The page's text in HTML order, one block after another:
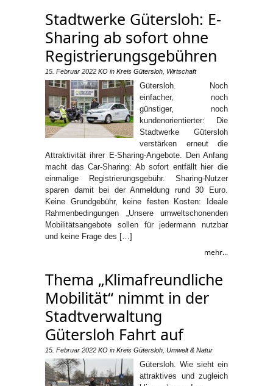
Stadtwerke Gütersloh: E-
Sharing ab sofort ohne
Registrierungsgebühren
15. Februar 2022 KO in Kreis Gütersloh Wirtschaft
Gütersloh. Noch
einfacher, noch
günstiger, noch
kundenorientierter: Die
Stadtwerke Gütersloh
verstärken erneut die
Attraktivität ihrer E-Sharing-Angebote. Den Anfang
macht das Car-Sharing: Ab sofort entfällt hier die
einmalige Registrierungsgebühr. Sharing-Nutzer
sparen damit bei der Anmeldung rund 30 Euro.
Keine Grundgebühr, keine festen Kosten: Ideale
Rahmenbedingungen „Unsere umweltschonenden
Mobilitätsangebote sollen für jedermann nutzbar
und keine Frage des […]
mehr...
Thema „Klimafreundliche
Mobilität“ nimmt in der
Stadtverwaltung
Gütersloh Fahrt auf
15. Februar 2022 KO in Kreis Gütersloh Umwelt & Natur
Gütersloh. Wie sieht ein
attraktives und zugleich